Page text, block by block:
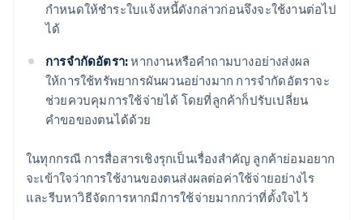
กำหนดให้ชำระใบแจ้งหนี้ดังกล่าวก่อนจึงจะใช้งานต่อไป
ได้
การจำกัดอัตรา:หากงานหรือคำถามบางอย่างส่งผล
ให้การใช้ทรัพยากรผันผวนอย่างมาก การจำกัดอัตราจะ
ช่วยควบคุมการใช้จ่ายได้ โดยที่ลูกค้าก็ปรับเปลี่ยน
คำขอของตนได้ด้วย
ในทุกกรณี การสื่อสารเชิงรุกเป็นเรื่องสำคัญ ลูกค้าย่อมอยาก
จะเข้าใจว่าการใช้งานของตนส่งผลต่อค่าใช้จ่ายอย่างไร
และรีบหาวิธีจัดการหากมีการใช้จ่ายมากกว่าที่ตั้งใจไว้